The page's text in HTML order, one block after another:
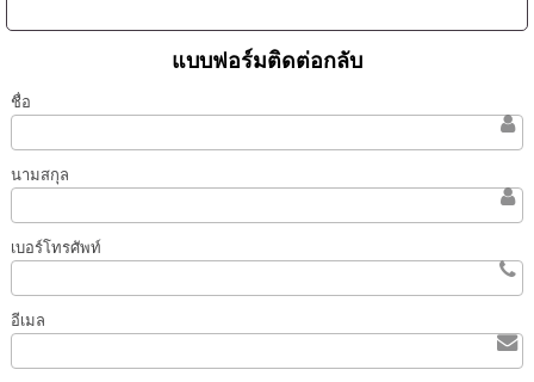
แบบฟอร์มติดต่อกลับ
ชื่อ
นามสกุล
เบอร์โทรศัพท์
อีเมล